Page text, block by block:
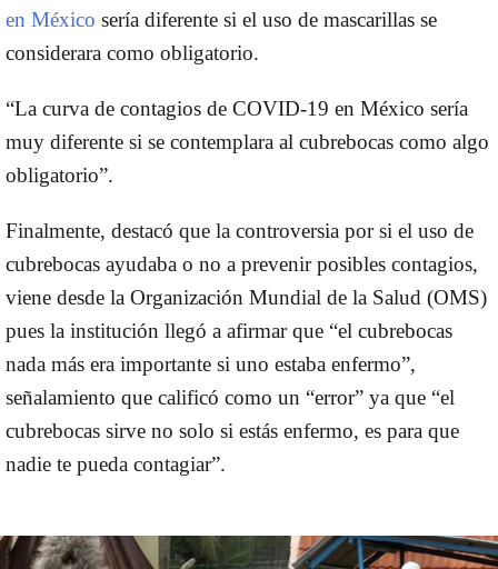
en México sería diferente si el uso de mascarillas se
considerara como obligatorio.
“La curva de contagios de COVID-19 en México sería
muy diferente si se contemplara al cubrebocas como algo
obligatorio”.
Finalmente, destacó que la controversia por si el uso de
cubrebocas ayudaba o no a prevenir posibles contagios,
viene desde la Organización Mundial de la Salud (OMS)
pues la institución llegó a afirmar que “el cubrebocas
nada más era importante si uno estaba enfermo”,
señalamiento que calificó como un “error” ya que “el
cubrebocas sirve no solo si estás enfermo, es para que
nadie te pueda contagiar”.